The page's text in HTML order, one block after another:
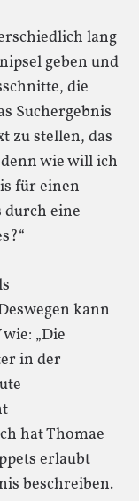
lang
geben und
die
Suchergebnis
zu stellen, das
wie will ich
für einen
durch eine
kann
„Die
in der
hat Thomae
erlaubt
beschreiben.